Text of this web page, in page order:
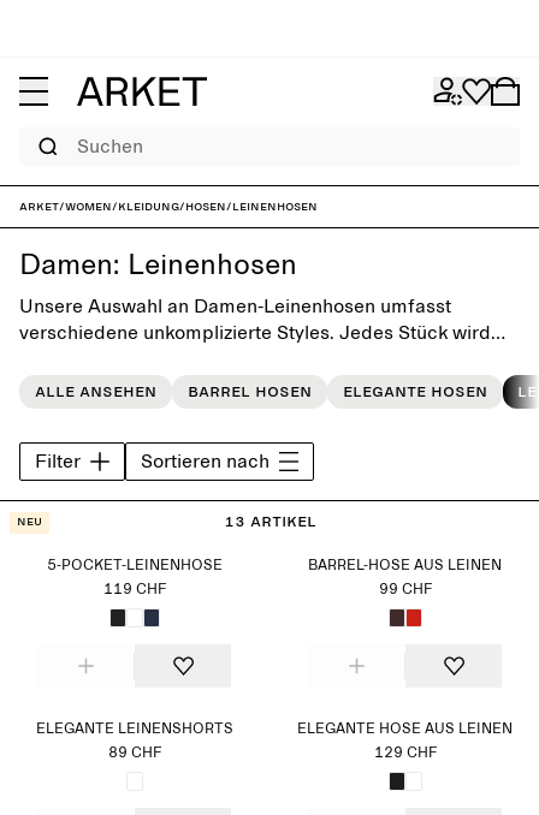
Suchen
ARKET/Women/Kleidung/Hosen/Leinenhosen
Damen: Leinenhosen
Unsere Auswahl an Damen-Leinenhosen umfasst
verschiedene unkomplizierte Styles. Jedes Stück wird
damit du im Alltag immer ein zeitloses Modell parat hast.
Alle ansehen Barrel hosen Elegante Hosen
Filter Sortieren nach
13 Artikel
Neu
5-POCKET-LEINENHOSE
119 CHF
BARREL-HOSE AUS LEINEN
99 CHF
ELEGANTE LEINENSHORTS
89 CHF
ELEGANTE HOSE AUS LEINEN
129 CHF